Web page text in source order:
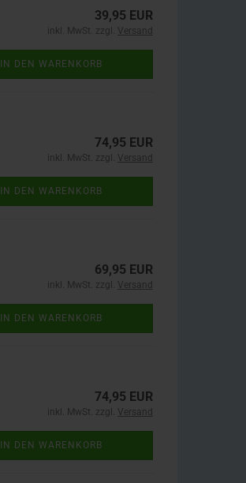
39,95 EUR
inkl. MwSt. zzgl. Versand
IN DEN WARENKORB
74,95 EUR
inkl. MwSt. zzgl. Versand
IN DEN WARENKORB
69,95 EUR
inkl. MwSt. zzgl. Versand
IN DEN WARENKORB
74,95 EUR
inkl. MwSt. zzgl. Versand
IN DEN WARENKORB